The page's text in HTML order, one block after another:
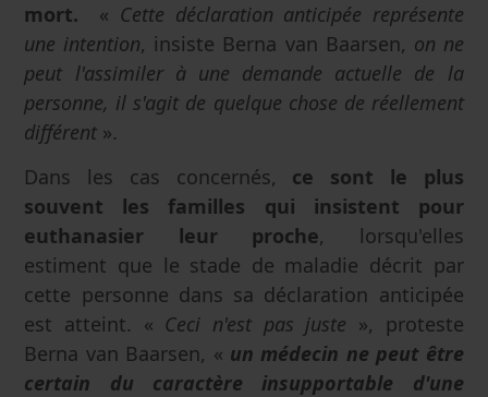
mort. « Cette déclaration anticipée représente
une intention, insiste Berna van Baarsen, on ne
peut l'assimiler à une demande actuelle de la
personne, il s'agit de quelque chose de réellement
différent ».
Dans les cas concernés, ce sont le plus
souvent les familles qui insistent pour
euthanasier leur proche, lorsqu'elles
estiment que le stade de maladie décrit par
cette personne dans sa déclaration anticipée
est atteint. « Ceci n'est pas juste », proteste
Berna van Baarsen, « un médecin ne peut être
certain du caractère insupportable d'une